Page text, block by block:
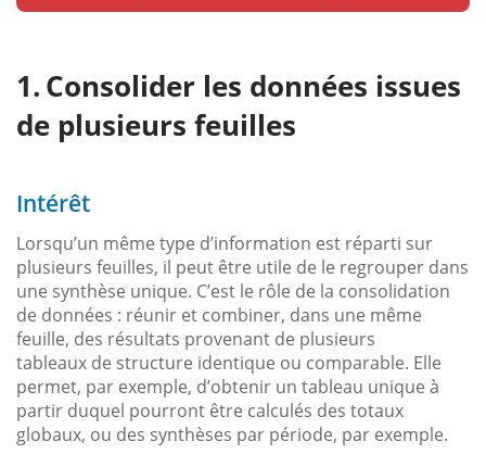
Consolider les données issues
de plusieurs feuilles
Intérêt
Lorsqu’un même type d’information est réparti sur
plusieurs feuilles, il peut être utile de le regrouper dans
une synthèse unique. C’est le rôle de la consolidation
de données : réunir et combiner, dans une même
feuille, des résultats provenant de plusieurs
tableaux de structure identique ou comparable. Elle
permet, par exemple, d’obtenir un tableau unique à
partir duquel pourront être calculés des totaux
globaux, ou des synthèses par période, par exemple.